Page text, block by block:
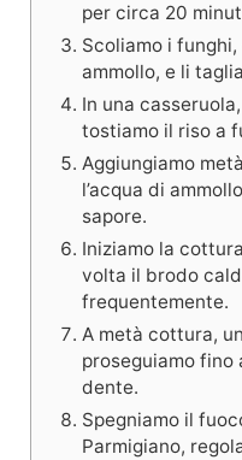
per circa 20
Scoliamo i
ammollo, e li
In una
tostiamo il riso a
Aggiungiamo
l’acqua di
sapore.
Iniziamo la
volta il brodo
frequentemente.
A metà cottura,
proseguiamo fino
dente.
Spegniamo il
Parmigiano,